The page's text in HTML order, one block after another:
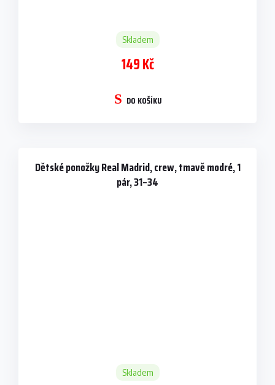
Skladem
149 Kč
DO KOŠÍKU
Dětské ponožky Real Madrid, crew, tmavě modré, 1
pár, 31–34
Skladem